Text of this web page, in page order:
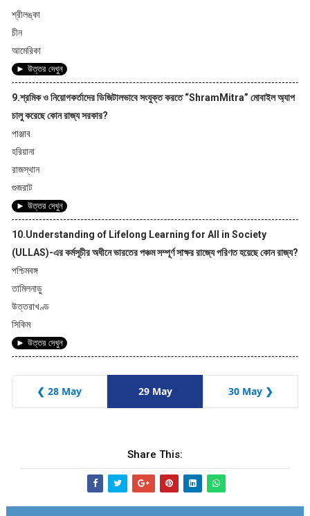
শ্রীলঙ্কা
চীন
আমেরিকা
► উত্তর দেখুন
9.শ্রমিক ও নিয়োগকর্তাদের ডিজিটালভাবে সংযুক্ত করতে “ShramMitra” মোবাইল অ্যাপ
চালু করেছে কোন রাজ্য সরকার?
পাঞ্জাব
হরিয়ানা
রাজস্থান
গুজরাট
► উত্তর দেখুন
10.Understanding of Lifelong Learning for All in Society
(ULLAS)-এর কর্মসূচীর অধীনে ভারতের পঞ্চম সম্পূর্ণ সাক্ষর রাজ্যে পরিণত হয়েছে কোন রাজ্য?
পশ্চিমবঙ্গ
তামিলনাড়ু
উত্তরাখণ্ড
সিকিম
► উত্তর দেখুন
❮ 28 May 29 May 30 May ❯
Share This: